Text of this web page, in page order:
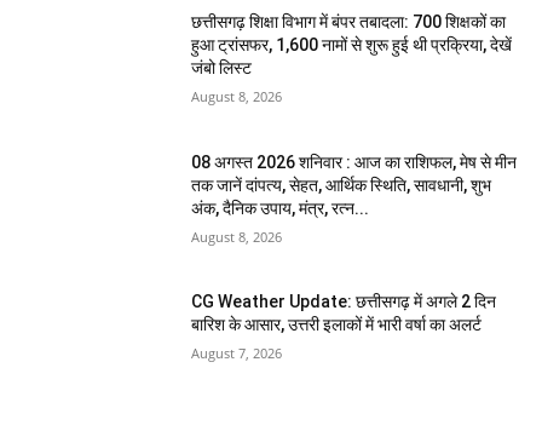
छत्तीसगढ़ शिक्षा विभाग में बंपर तबादला: 700 शिक्षकों का
हुआ ट्रांसफर, 1,600 नामों से शुरू हुई थी प्रक्रिया, देखें
जंबो लिस्ट
August 8, 2026
08 अगस्त 2026 शनिवार : आज का राशिफल, मेष से मीन
तक जानें दांपत्य, सेहत, आर्थिक स्थिति, सावधानी, शुभ
अंक, दैनिक उपाय, मंत्र, रत्न...
August 8, 2026
CG Weather Update: छत्तीसगढ़ में अगले 2 दिन
बारिश के आसार, उत्तरी इलाकों में भारी वर्षा का अलर्ट
August 7, 2026